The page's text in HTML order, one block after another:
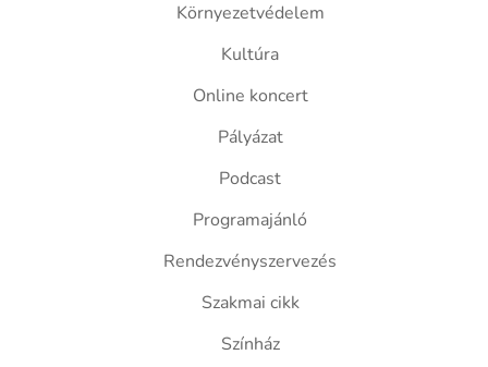
Környezetvédelem
Kultúra
Online koncert
Pályázat
Podcast
Programajánló
Rendezvényszervezés
Szakmai cikk
Színház